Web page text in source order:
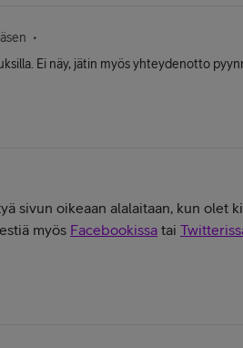
Ei näy, jätin myös yhteydenotto
sivun oikeaan alalaitaan, kun olet
myös Facebookissa tai